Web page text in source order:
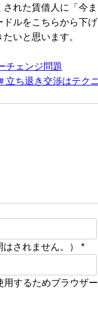
れた賃借人に「今
ドルをこちらから下
いと思います。
チェンジ問題
立ち退き交渉はテク
されません。） *
用するためブラウザ